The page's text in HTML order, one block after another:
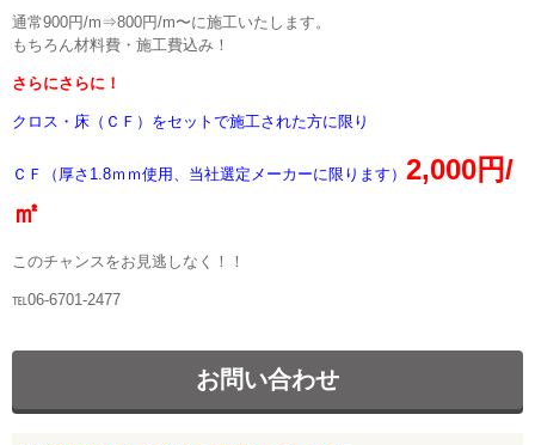
通常900円/m⇒800円/m〜に施工いたします。
もちろん材料費・施工費込み！
さらにさらに！
クロス・床（ＣＦ）をセットで施工された方に限り
ＣＦ（厚さ1.8ｍｍ使用、当社選定メーカーに限ります） 2,000円/
㎡
このチャンスをお見逃しなく！！
℡06-6701-2477
お問い合わせ
施工の流れ
ハウスクリーニング
トピックス